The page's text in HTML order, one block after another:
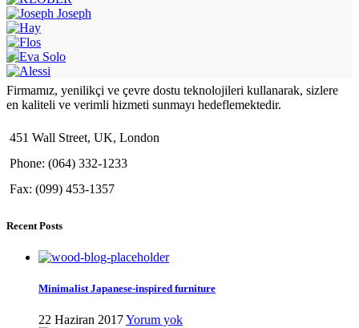
Firmamız, yenilikçi ve çevre dostu teknolojileri kullanarak, sizlere
en kaliteli ve verimli hizmeti sunmayı hedeflemektedir.
451 Wall Street, UK, London
Phone: (064) 332-1233
Fax: (099) 453-1357
Recent Posts
Minimalist Japanese-inspired furniture
22 Haziran 2017Yorum yok